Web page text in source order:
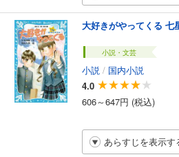
大好きがやってくる 七
小説・文芸
小説 / 国内小説
4.0
606～647円 (税込)
あらすじを表示す